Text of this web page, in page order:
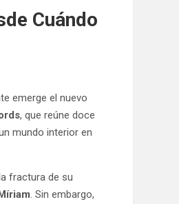
Cuándo
emerge el nuevo
, que reúne doce
mundo interior en
fractura de su
. Sin embargo,